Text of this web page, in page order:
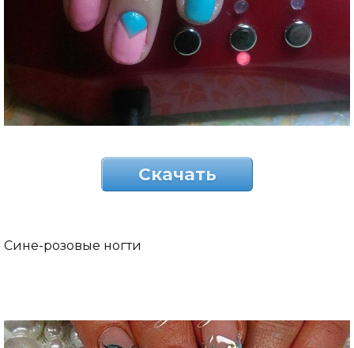
Скачать
Сине-розовые ногти